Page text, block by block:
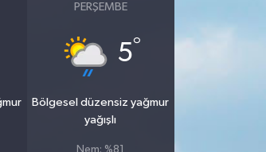
PERŞEMBE
5°
Bölgesel düzensiz yağmur
yağışlı